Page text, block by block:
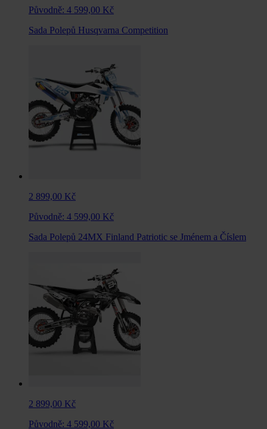
Původně: 4 599,00 Kč
Sada Polepů Husqvarna Competition
2 899,00 Kč
Původně: 4 599,00 Kč
Sada Polepů 24MX Finland Patriotic se Jménem a Číslem
2 899,00 Kč
Původně: 4 599,00 Kč